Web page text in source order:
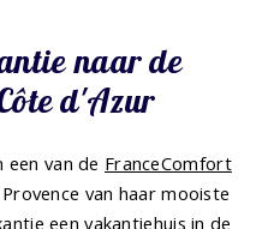
naar de
d'Azur
een van de FranceComfort
van haar mooiste
eenvakantiehuis in de